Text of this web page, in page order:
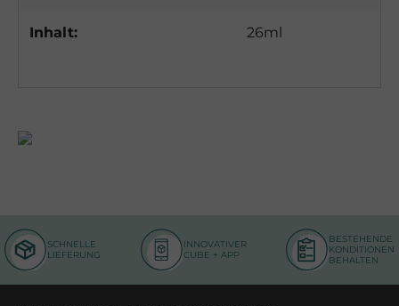
Inhalt: 26ml
SCHNELLE
LIEFERUNG
INNOVATIVER
CUBE + APP
BESTEHENDE
KONDITIONEN
BEHALTEN